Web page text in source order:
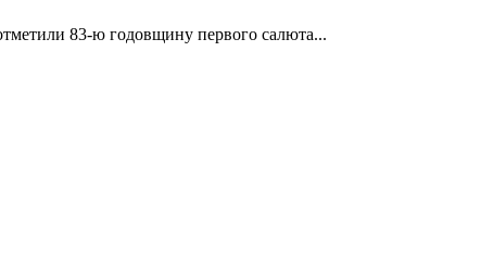
83-ю годовщину первого салюта...